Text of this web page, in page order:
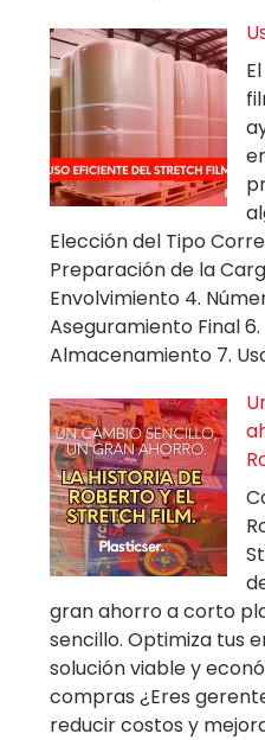
Elección del Tipo
Preparación de la
Envolvimiento 4.
Aseguramiento Final
Almacenamiento 7.
gran ahorro a corto
sencillo. Optimiza tus
solución viable y
compras ¿Eres
reducir costos y